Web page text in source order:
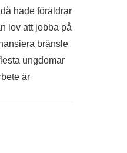
hade föräldrar
lov att jobba på
bränsle
ungdomar
är